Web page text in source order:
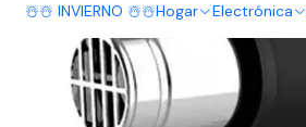
☃️☃️ INVIERNO ☃️☃️Hogar Electrónica